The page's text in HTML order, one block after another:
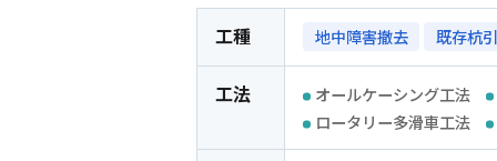
工種 地中障害撤去 既存杭
工法
オールケーシング工法
ロータリー多滑車工法